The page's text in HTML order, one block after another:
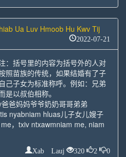
Ua Luv Hmoob Hu Kwv Tij
2022-07-21
：括号里的内容为括号外的人对
照苗族的传统，如果结婚有了子
己子女为标准称呼。例如：兄弟
以叔伯相称。
爸妈妈爷爷奶奶哥哥弟弟
nyabniam hluas儿子女儿嫂子
，txiv ntxawmniam me, niam
Xab Lauj 320 2 0